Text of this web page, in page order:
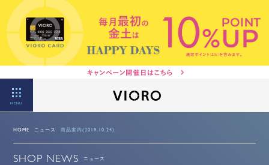
MENU
HOME ニュース 商品案内(2019.10.24)
SHOP NEWS ニュース